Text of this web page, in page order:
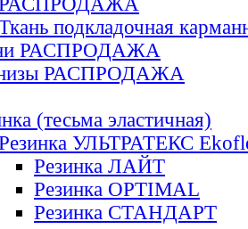
подкладочная
РАСПРОДАЖА
РАСПРОДАЖА
(тесьма эластичная)
УЛЬТРАТЕКС
Резинка ЛАЙТ
Резинка OPTIMAL
Резинка СТАНДАРТ